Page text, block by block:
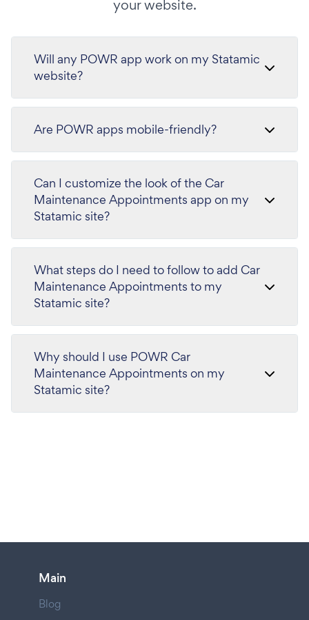
your website.
Will any POWR app work on my Statamic
website?
Are POWR apps mobile-friendly?
Can I customize the look of the Car
Maintenance Appointments app on my
Statamic site?
What steps do I need to follow to add Car
Maintenance Appointments to my
Statamic site?
Why should I use POWR Car
Maintenance Appointments on my
Statamic site?
Main
Blog